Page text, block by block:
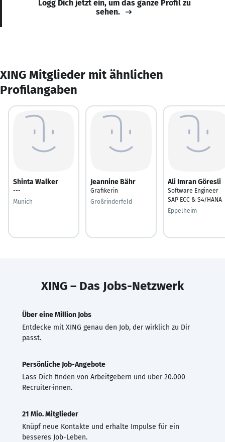
Logg Dich jetzt ein, um das ganze Profil zu
sehen.
XING Mitglieder mit ähnlichen
Profilangaben
Shinta Walker
---
Munich
Jeannine Bähr
Grafikerin
Großrinderfeld
Ali Imran Göresli
Software Engineer
SAP ECC & S4/HANA
Eppelheim
XING – Das Jobs-Netzwerk
Über eine Million Jobs
Entdecke mit XING genau den Job, der wirklich zu Dir
passt.
Persönliche Job-Angebote
Lass Dich finden von Arbeitgebern und über 20.000
Recruiter·innen.
21 Mio. Mitglieder
Knüpf neue Kontakte und erhalte Impulse für ein
besseres Job-Leben.